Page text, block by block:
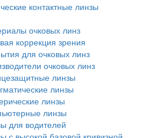
контактные линзы
очковых линз
коррекция зрения
для очковых линз
очковых линз
линзы
линзы
линзы
линзы
для водителей